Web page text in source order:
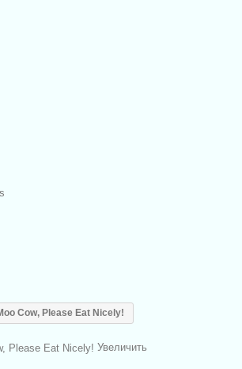
Cow, Please Eat Nicely!
Увеличить